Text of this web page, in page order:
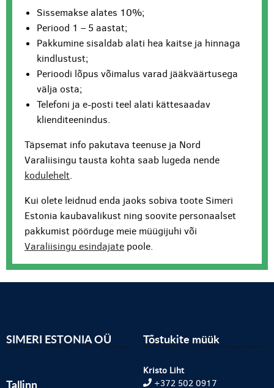
Sissemakse alates 10%;
Periood 1 – 5 aastat;
Pakkumine sisaldab alati hea kaitse ja hinnaga
kindlustust;
Perioodi lõpus võimalus varad jääkväärtusega
välja osta;
Telefoni ja e-posti teel alati kättesaadav
klienditeenindus.
Täpsemat info pakutava teenuse ja Nord
Varaliisingu tausta kohta saab lugeda nende
kodulehelt.
Kui olete leidnud enda jaoks sobiva toote Simeri
Estonia kaubavalikust ning soovite personaalset
pakkumist pöörduge meie müügijuhi või
Varaliisingu esindajate poole.
SIMERI ESTONIA OÜ
Tallinn
Tõstukite müük
Kristo Liht
+372 502 0917